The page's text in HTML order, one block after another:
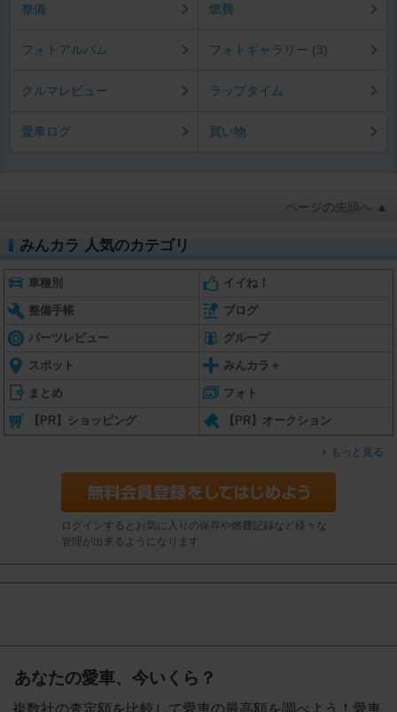
整備 燃費
フォトアルバム フォトギャラリー (3)
クルマレビュー ラップタイム
愛車ログ 買い物
ページの先頭へ ▲
みんカラ 人気のカテゴリ
車種別 イイね！
整備手帳 ブログ
パーツレビュー グループ
スポット みんカラ＋
まとめ フォト
【PR】ショッピング 【PR】オークション
もっと見る
ログインするとお気に入りの保存や燃費記録など様々な
管理が出来るようになります
あなたの愛車、今いくら？
複数社の査定額を比較して愛車の最高額を調べよう！愛車